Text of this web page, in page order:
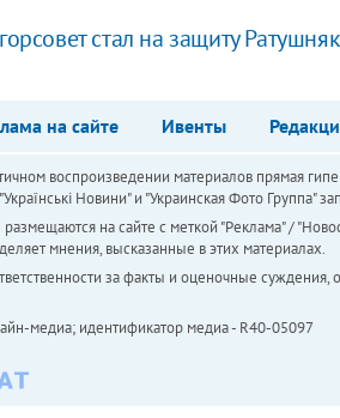
стал на защиту
на сайте Ивенты
воспроизведении материалов прямая
Новини" и "Украинская Фото Группа"
на сайте с меткой "Реклама" /
мнения, высказанные в этих материалах.
за факты и оценочные
медиа; идентификатор медиа - R40-05097